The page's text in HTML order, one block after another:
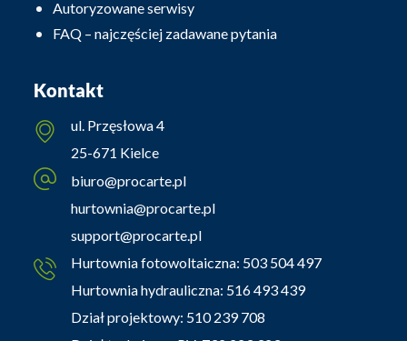
Autoryzowane serwisy
FAQ – najczęściej zadawane pytania
Kontakt
ul. Przęsłowa 4
25-671 Kielce
biuro@procarte.pl
hurtownia@procarte.pl
support@procarte.pl
Hurtownia fotowoltaiczna: 503 504 497
Hurtownia hydrauliczna: 516 493 439
Dział projektowy: 510 239 708